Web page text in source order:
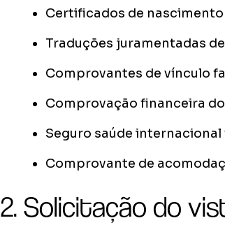
Certificados de
Traduções juramentadas
Comprovantes de vínculo
Comprovação financeira
Seguro saúde internacional
Comprovante de
2. Solicitação do